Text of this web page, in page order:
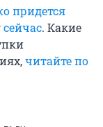
придется
. Какие
читайте по